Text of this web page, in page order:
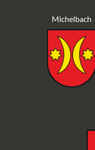
Michelbach